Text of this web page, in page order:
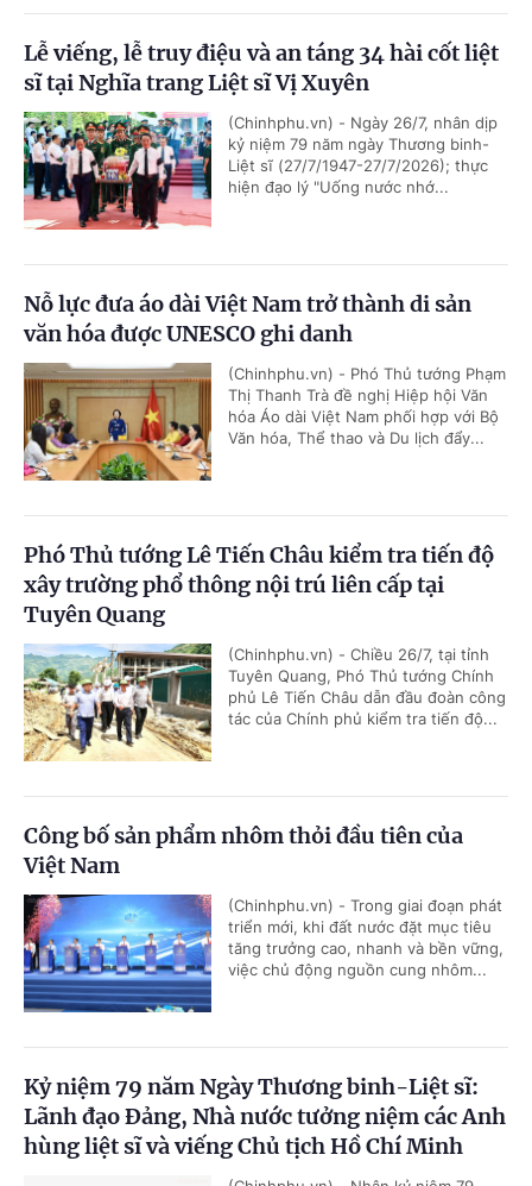
Lễ viếng, lễ truy điệu và an táng 34 hài cốt liệt
sĩ tại Nghĩa trang Liệt sĩ Vị Xuyên
(Chinhphu.vn) - Ngày 26/7, nhân dịp
kỷ niệm 79 năm ngày Thương binh-
Liệt sĩ (27/7/1947-27/7/2026); thực
hiện đạo lý "Uống nước nhớ...
Nỗ lực đưa áo dài Việt Nam trở thành di sản
văn hóa được UNESCO ghi danh
(Chinhphu.vn) - Phó Thủ tướng Phạm
Thị Thanh Trà đề nghị Hiệp hội Văn
hóa Áo dài Việt Nam phối hợp với Bộ
Văn hóa, Thể thao và Du lịch đẩy...
Phó Thủ tướng Lê Tiến Châu kiểm tra tiến độ
xây trường phổ thông nội trú liên cấp tại
Tuyên Quang
(Chinhphu.vn) - Chiều 26/7, tại tỉnh
Tuyên Quang, Phó Thủ tướng Chính
phủ Lê Tiến Châu dẫn đầu đoàn công
tác của Chính phủ kiểm tra tiến độ...
Công bố sản phẩm nhôm thỏi đầu tiên của
Việt Nam
(Chinhphu.vn) - Trong giai đoạn phát
triển mới, khi đất nước đặt mục tiêu
tăng trưởng cao, nhanh và bền vững,
việc chủ động nguồn cung nhôm...
Kỷ niệm 79 năm Ngày Thương binh-Liệt sĩ:
Lãnh đạo Đảng, Nhà nước tưởng niệm các Anh
hùng liệt sĩ và viếng Chủ tịch Hồ Chí Minh